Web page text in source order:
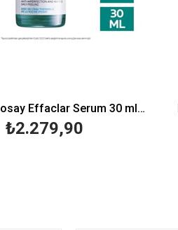
La Roche Posay Effaclar Serum 30 ml-Peeling Etkili
₺2.279,90